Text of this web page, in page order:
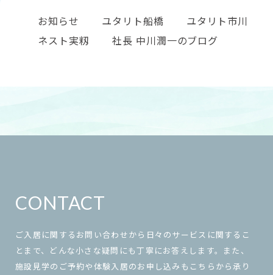
お知らせ ユタリト船橋
ユタリト市川
ネスト実籾
社長 中川潤一のブログ
CONTACT
ご入居に関するお問い合わせから日々のサービスに関するこ
とまで、どんな小さな疑問にも丁寧にお答えします。また、
施設見学のご予約や体験入居のお申し込みもこちらから承り